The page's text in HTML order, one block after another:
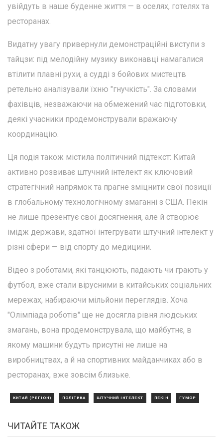
увійдуть в наше буденне життя — в оселях, готелях та
ресторанах.
Видатну увагу привернули демонстраційні виступи з
тайцзи: під мелодійну музику виконавці намагалися
втілити плавні рухи, а судді з бойових мистецтв
ретельно аналізували їхню "гнучкість". За словами
фахівців, незважаючи на обмежений час підготовки,
деякі учасники продемонстрували вражаючу
координацію.
Ця подія також містила політичний підтекст: Китай
активно розвиває штучний інтелект як ключовий
стратегічний напрямок та прагне зміцнити свої позиції
в глобальному технологічному змаганні з США. Пекін
не лише презентує свої досягнення, але й створює
імідж держави, здатної інтегрувати штучний інтелект у
різні сфери — від спорту до медицини.
Відео з роботами, які танцюють, падають чи грають у
футбол, вже стали вірусними в китайських соціальних
мережах, набираючи мільйони переглядів. Хоча
"Олімпіада роботів" ще не досягла рівня людських
змагань, вона продемонструвала, що майбутнє, в
якому машини будуть присутні не лише на
виробництвах, а й на спортивних майданчиках або в
ресторанах, вже зовсім близьке.
КИТАЙ (РЕГІОН) ПОЛІТИКА ШТУЧНИЙ ІНТЕЛЕКТ ПЕКІН ГУМОР
ЧИТАЙТЕ ТАКОЖ